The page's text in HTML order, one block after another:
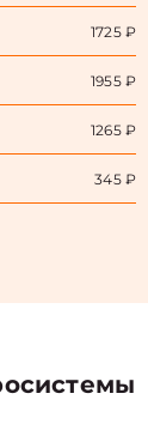
1725 ₽
1955 ₽
1265 ₽
345 ₽